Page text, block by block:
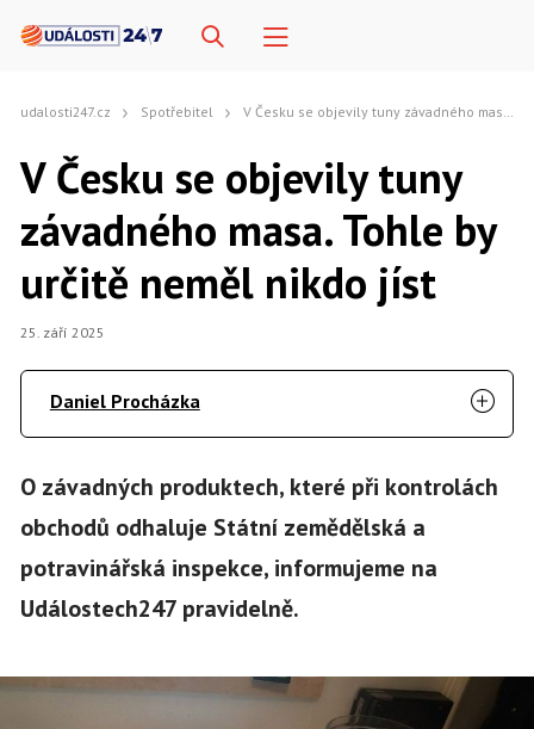
udalosti247.cz Spotřebitel V Česku se objevily tuny závadného masa. Tohle by určitě neměl nikdo jíst
V Česku se objevily tuny
závadného masa. Tohle by
určitě neměl nikdo jíst
25. září 2025
Daniel Procházka
O závadných produktech, které při kontrolách
obchodů odhaluje Státní zemědělská a
potravinářská inspekce, informujeme na
Událostech247 pravidelně.